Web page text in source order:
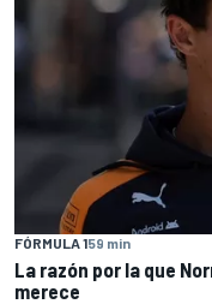
FÓRMULA 159 min
La razón por la que
merece